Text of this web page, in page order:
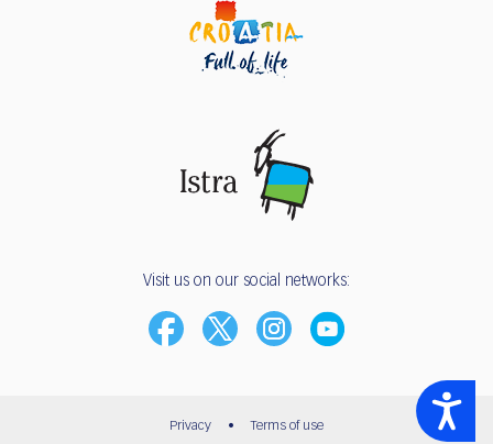
Accessibility
Visit us on our social networks:
Privacy • Terms of use